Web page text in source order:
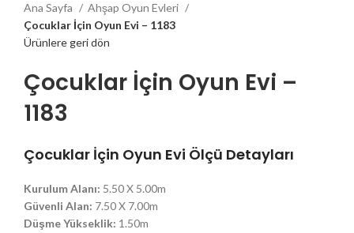
Ana Sayfa
Ahşap Oyun Evleri
Çocuklar İçin Oyun Evi – 1183
Ürünlere geri dön
Çocuklar İçin Oyun Evi –
1183
Çocuklar İçin Oyun Evi Ölçü Detayları
Kurulum Alanı: 5.50 X 5.00m
Güvenli Alan: 7.50 X 7.00m
Düşme Yükseklik: 1.50m